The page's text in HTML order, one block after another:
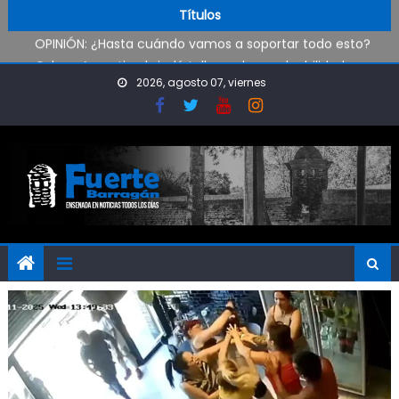
Títulos
OPINIÓN: ¿Hasta cuándo vamos a soportar todo esto?
Oxbow Argentina brindó talleres de empleabilidad a
estudiantes de escuelas técnicas de Ensenada y Berisso
Oportunidad para ingresar a la Policía Bonaerense
2026, agosto 07, viernes